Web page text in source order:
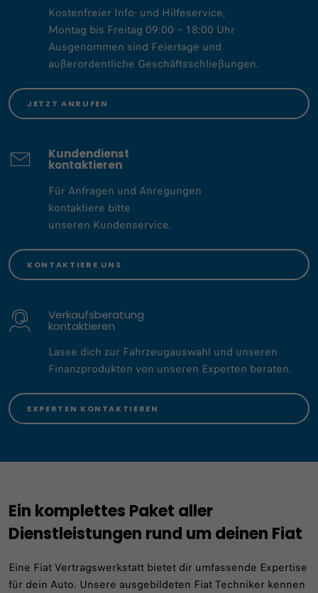
Kostenfreier Info- und Hilfeservice,​
Montag bis Freitag 09:00 – 18:00 Uhr​​
Ausgenommen sind Feiertage und
außerordentliche Geschäftsschließungen.​
JETZT ANRUFEN
Kundendienst
kontaktieren
Für Anfragen und Anregungen
kontaktiere bitte
unseren Kundenservice​.​
KONTAKTIERE UNS
Verkaufsberatung
kontaktieren
Lasse dich zur Fahrzeugauswahl und unseren
Finanzprodukten von unseren Experten beraten.
EXPERTEN KONTAKTIEREN
Ein komplettes Paket aller
Dienstleistungen rund um deinen Fiat
Eine Fiat Vertragswerkstatt bietet dir umfassende Expertise
für dein Auto. Unsere ausgebildeten Fiat Techniker kennen